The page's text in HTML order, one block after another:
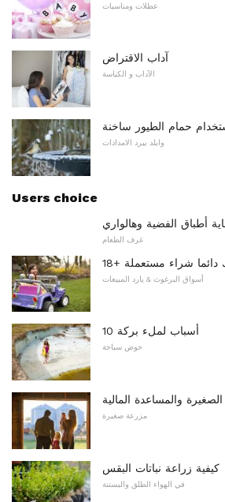
عطلات ومناسبات
آداب الاقتراض
الآداب و الكياسة
حمام الطيور ساخنة
وايلد بيرد الامدادات
Users choice
أطباق الفضية وهالواري
غرف الطعام
دائما شراء مستعملة
أسواق البرغوث & يارد المبيعات
10 أسباب لملء بركة
حوض سباحة
الصغيرة والمساعدة المالية
مزرعة صغيرة
كيفية زراعة نباتات البقس
في الهواء الطلق والبستنة